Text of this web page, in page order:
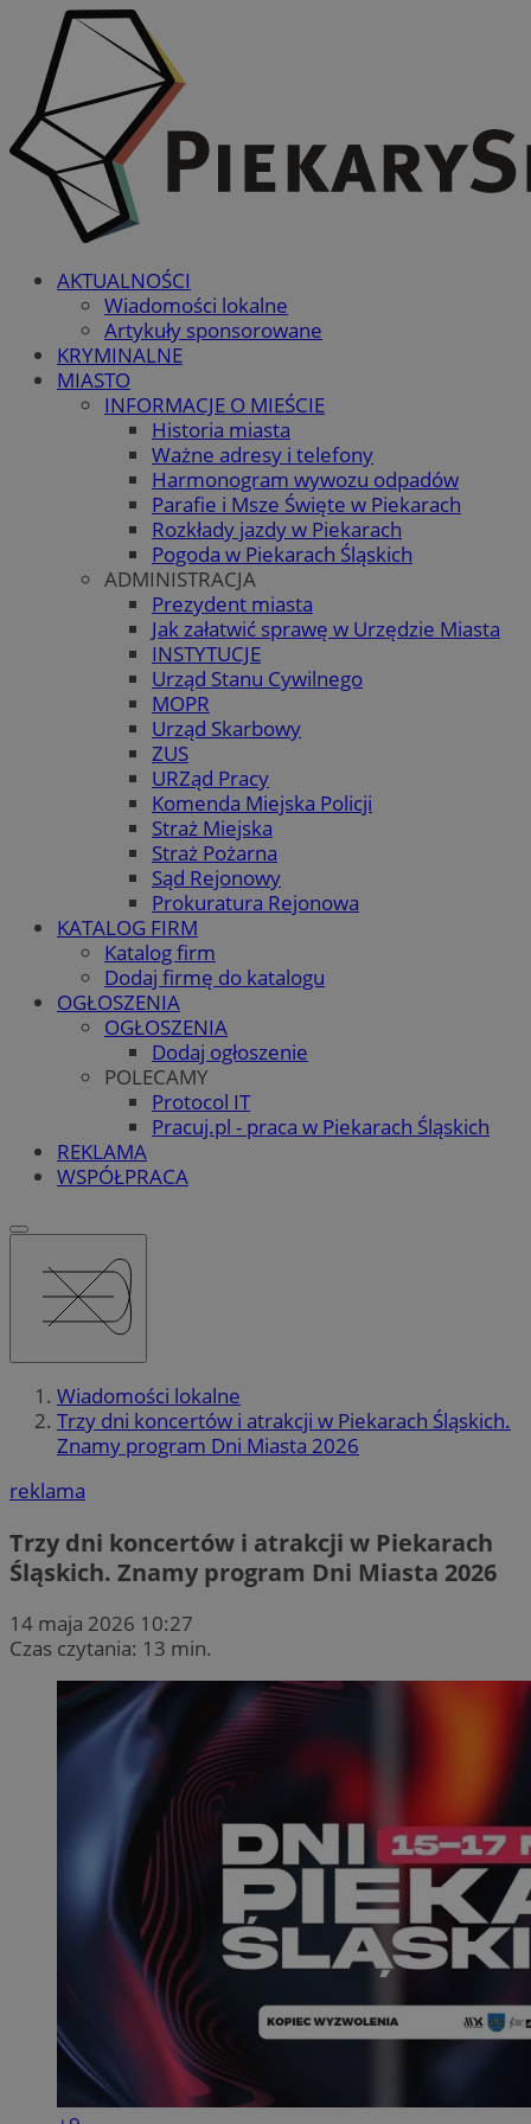
AKTUALNOŚCI
Wiadomości lokalne
Artykuły sponsorowane
KRYMINALNE
MIASTO
INFORMACJE O MIEŚCIE
Historia miasta
Ważne adresy i telefony
Harmonogram wywozu odpadów
Parafie i Msze Święte w Piekarach
Rozkłady jazdy w Piekarach
Pogoda w Piekarach Śląskich
ADMINISTRACJA
Prezydent miasta
Jak załatwić sprawę w Urzędzie Miasta
INSTYTUCJE
Urząd Stanu Cywilnego
MOPR
Urząd Skarbowy
ZUS
URZąd Pracy
Komenda Miejska Policji
Straż Miejska
Straż Pożarna
Sąd Rejonowy
Prokuratura Rejonowa
KATALOG FIRM
Katalog firm
Dodaj firmę do katalogu
OGŁOSZENIA
OGŁOSZENIA
Dodaj ogłoszenie
POLECAMY
Protocol IT
Pracuj.pl - praca w Piekarach Śląskich
REKLAMA
WSPÓŁPRACA
Wiadomości lokalne
Trzy dni koncertów i atrakcji w Piekarach Śląskich.
Znamy program Dni Miasta 2026
reklama
Trzy dni koncertów i atrakcji w Piekarach
Śląskich. Znamy program Dni Miasta 2026
14 maja 2026 10:27
Czas czytania: 13 min.